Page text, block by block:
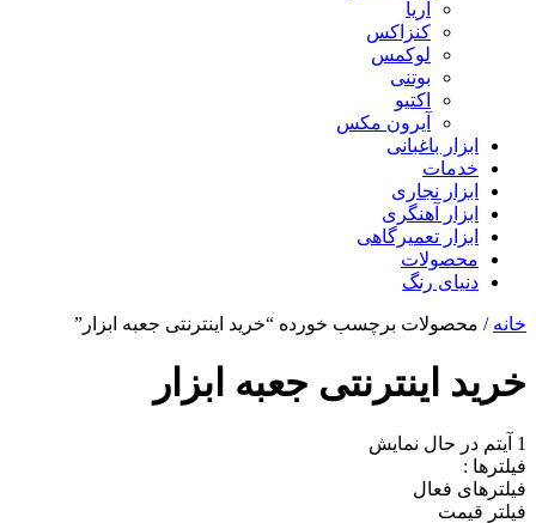
آریا
کنزاکس
لوکمس
بوتنی
اکتیو
آیرون مکس
ابزار باغبانی
خدمات
ابزار نجاری
ابزار آهنگری
ابزار تعمیرگاهی
محصولات
دنیای رنگ
خانه / محصولات برچسب خورده “خرید اینترنتی جعبه ابزار”
خرید اینترنتی جعبه ابزار
1 آیتم
در حال نمایش
فیلترها :
فیلترهای فعال
فیلتر قیمت